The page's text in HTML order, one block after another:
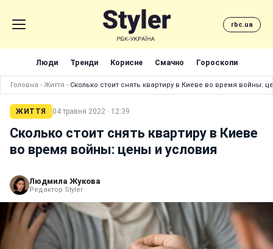
rbc.ua
Люди Тренди Корисне Смачно Гороскопи
Головна › Життя › Сколько стоит снять квартиру в Киеве во время войны:
ЖИТТЯ 04 травня 2022 · 12:39
Сколько стоит снять квартиру в Киеве
во время войны: цены и условия
Людмила Жукова
Редактор Styler